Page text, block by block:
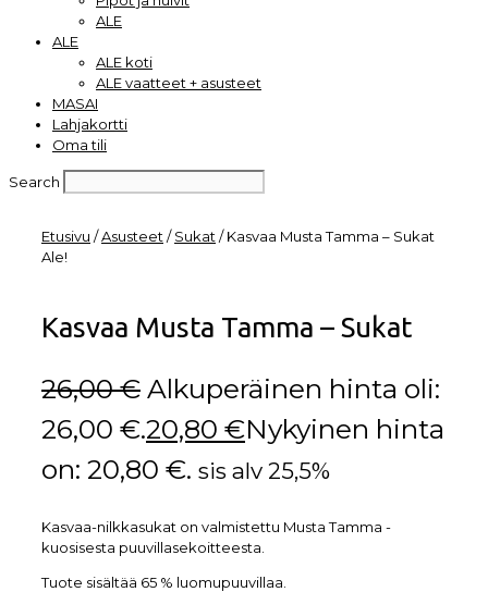
ALE
ALE
ALE koti
ALE vaatteet + asusteet
MASAI
Lahjakortti
Oma tili
Search
Etusivu /Asusteet /Sukat / Kasvaa Musta Tamma – Sukat
Ale!
Kasvaa Musta Tamma – Sukat
26,00€ Alkuperäinen hinta oli:
26,00 €.20,80 €Nykyinen hinta
on: 20,80 €. sis alv 25,5%
Kasvaa-nilkkasukat on valmistettu Musta Tamma -
kuosisesta puuvillasekoitteesta.
Tuote sisältää 65 % luomupuuvillaa.